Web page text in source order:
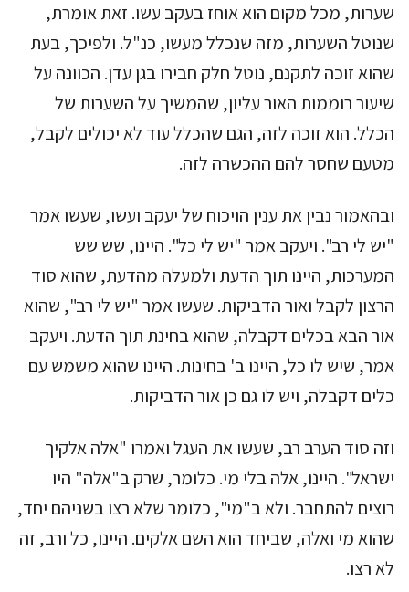
שערות, מכל מקום הוא אוחז בעקב עשו. זאת אומרת,
שנוטל השערות, מזה שנכלל מעשו, כנ"ל. ולפיכך, בעת
שהוא זוכה לתקנם, נוטל חלק חבירו בגן עדן. הכוונה על
שיעור רוממות האור עליון, שהמשיך על השערות של
הכלל. הוא זוכה לזה, הגם שהכלל עוד לא יכולים לקבל,
מטעם שחסר להם ההכשרה לזה.
ובהאמור נבין את ענין הויכוח של יעקב ועשו, שעשו אמר
"יש לי רב". ויעקב אמר "יש לי כל". היינו, שש שש
המערכות, היינו תוך הדעת ולמעלה מהדעת, שהוא סוד
הרצון לקבל ואור הדביקות. שעשו אמר "יש לי רב", שהוא
אור הבא בכלים דקבלה, שהוא בחינת תוך הדעת. ויעקב
אמר, שיש לו כל, היינו ב' בחינות. היינו שהוא משמש עם
כלים דקבלה, ויש לו גם כן אור הדביקות.
וזה סוד הערב רב, שעשו את העגל ואמרו "אלה אלקיך
ישראל". היינו, אלה בלי מי. כלומר, שרק ב"אלה" היו
רוצים להתחבר. ולא ב"מי", כלומר שלא רצו בשניהם יחד,
שהוא מי ואלה, שביחד הוא השם אלקים. היינו, כל ורב, זה
לא רצו.